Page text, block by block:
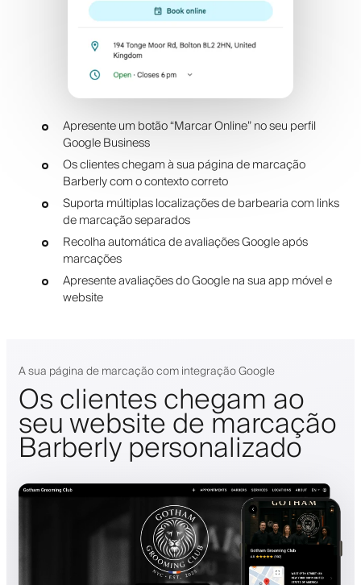
Apresente um botão “Marcar Online” no seu perfil
Google Business
Os clientes chegam à sua página de marcação
Barberly com o contexto correto
Suporta múltiplas localizações de barbearia com links
de marcação separados
Recolha automática de avaliações Google após
marcações
Apresente avaliações do Google na sua app móvel e
website
A sua página de marcação com integração Google
Os clientes chegam ao
seu website de marcação
Barberly personalizado